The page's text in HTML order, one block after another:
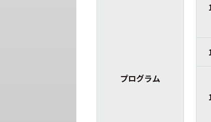
プログラム